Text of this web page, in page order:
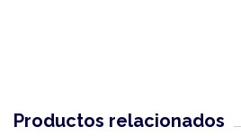
Productos relacionados